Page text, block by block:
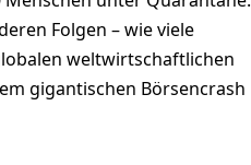
Folgen – wie viele
weltwirtschaftlichen
gigantischen Börsencrash